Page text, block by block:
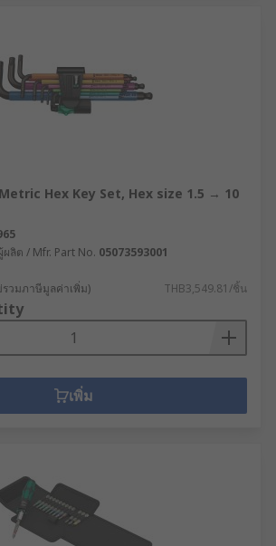
Hex Key Set, Hex size 1.5 → 10
ลิต / Mfr. Part No. 05073593001
รวมภาษีมูลค่าเพิ่ม) THB3,549.81/ชิ้น
เพิ่ม